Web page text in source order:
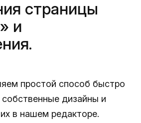
страницы
и
простой способ быстро
дизайны и
в нашем редакторе.